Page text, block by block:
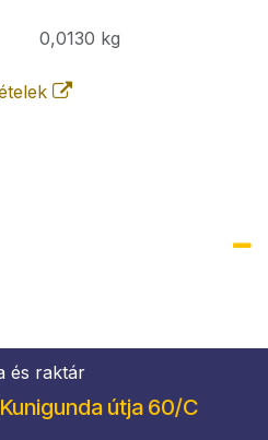
0,0130 kg
és raktár
útja 60/C